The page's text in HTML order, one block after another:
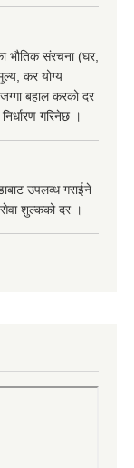
भौतिक संरचना (घर,
कर योग्य
बहाल करको दर
गरिनेछ ।
उपलव्ध गराईने
सेवा शुल्कको दर ।